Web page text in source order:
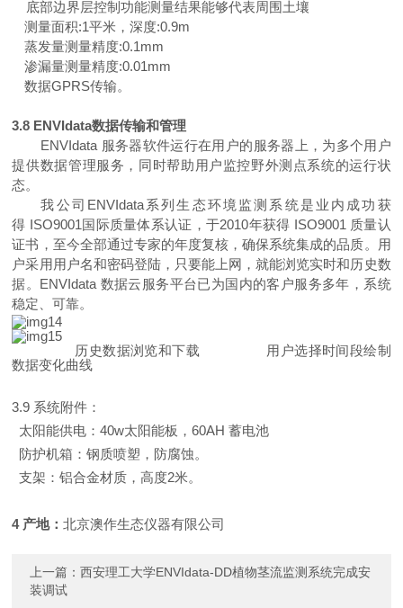
底部边界层控制功能测量结果能够代表周围土壤
测量面积:1平米，深度:0.9m
蒸发量测量精度:0.1mm
渗漏量测量精度:0.01mm
数据GPRS传输。
3.8 ENVIdata数据传输和管理
ENVIdata 服务器软件运行在用户的服务器上，为多个用户
提供数据管理服务，同时帮助用户监控野外测点系统的运行状
态。
我公司 ENVIdata系列生态环境监测系统是业内成功获
得 ISO9001国际质量体系认证， 于2010年获得 ISO9001 质量认
证书，至今全部通过专家的年度复核，确保系统集成的品质。用
户采用用户名和密码登陆，只要能上网，就能浏览实时和历史数
据。 ENVIdata 数据云服务平台已为国内的客户服务多年，系统
稳定、可靠。
历史数据浏览和下载
用户选择时间段绘制
数据变化曲线
3.9 系统附件：
太阳能供电 ：40w太阳能板 ，60AH 蓄电池
防护机箱：钢质喷塑，防腐蚀。
支架：铝合金材质，高度2米。
4 产地：北京澳作生态仪器有限公司
上一篇：西安理工大学ENVIdata-DD植物茎流监测系统完成安
装调试